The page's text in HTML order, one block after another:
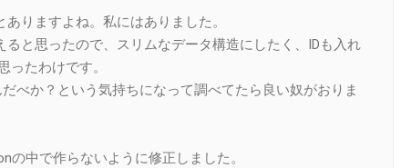
りますよね。私にはありました。
と思ったので、スリムなデータ構造にしたく、IDも入れ
たわけです。
べか？という気持ちになって調べてたら良い奴がおりま
中で作らないように修正しました。